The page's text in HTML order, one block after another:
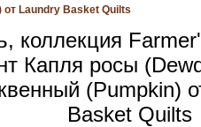
от Laundry Basket Quilts
коллекция
Капля росы
(Pumpkin)
Basket Quilts